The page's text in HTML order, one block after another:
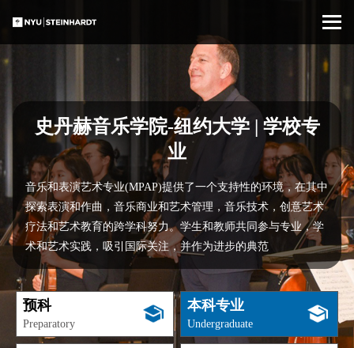
史丹赫音乐学院-纽约大学 | 学校专
业
音乐和表演艺术专业(MPAP)提供了一个支持性的环境，在其中
探索表演和作曲，音乐商业和艺术管理，音乐技术，创意艺术
疗法和艺术教育的跨学科努力。学生和教师共同参与专业，学
术和艺术实践，吸引国际关注，并作为进步的典范
预科
Preparatory
本科专业
Undergraduate